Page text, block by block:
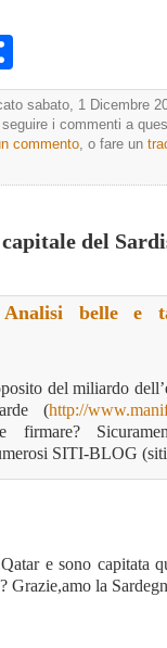
sabato, 1 Dicembre
seguire i commenti a
commento , o fare un
del
Analisi belle e
del miliardo
(http://
firmare?
SITI-BLOG
e sono capitata
Grazie,amo la